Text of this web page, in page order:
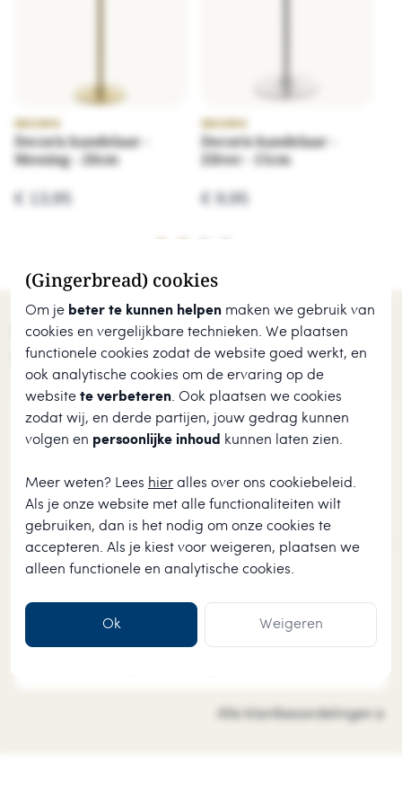
(Gingerbread) cookies
Om je beter te kunnen helpen maken we gebruik van
cookies en vergelijkbare technieken. We plaatsen
functionele cookies zodat de website goed werkt, en
ook analytische cookies om de ervaring op de
website te verbeteren. Ook plaatsen we cookies
zodat wij, en derde partijen, jouw gedrag kunnen
volgen en persoonlijke inhoud kunnen laten zien.
Meer weten? Lees hier alles over ons cookiebeleid.
Als je onze website met alle functionaliteiten wilt
gebruiken, dan is het nodig om onze cookies te
accepteren. Als je kiest voor weigeren, plaatsen we
alleen functionele en analytische cookies.
Ok Weigeren
Decoris kandelaar -
Messing - 20cm
€ 13,95
Decoris kandelaar -
Zilver - 15cm
€ 9,95
Onze klanten beoordelen ons met een9.7
uit680beoordelingen.
★★ ★ ★ ★
Mooi product, in 2 dagen in huis. Leuk uitgebreid
assortiment voor een kerstliefhebber.
★★ ★★★
Anneke van der Woude 2026-08-01
Vlotte levering, producten goed verpakt, ook fijn dat
Alle klantbeoordelingen